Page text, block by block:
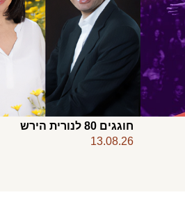
חוגגים 80 לנורית הירש
13.08.26